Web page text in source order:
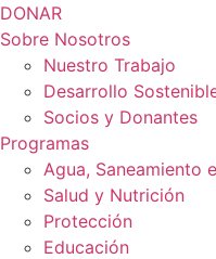
DONAR
Sobre Nosotros
Nuestro Trabajo
Desarrollo
Socios y Donantes
Programas
Agua, Saneamiento
Salud y Nutrición
Protección
Educación